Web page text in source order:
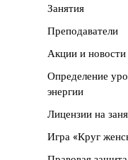
Занятия
Преподаватели
Акции и новости
Определение
энергии
Лицензии на
Игра «Круг